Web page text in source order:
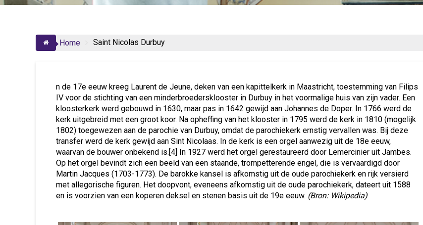
Home Saint Nicolas Durbuy
n de 17e eeuw kreeg Laurent de Jeune, deken van een kapittelkerk in Maastricht, toestemming van Filips
IV voor de stichting van een minderbroedersklooster in Durbuy in het voormalige huis van zijn vader. Een
kloosterkerk werd gebouwd in 1630, maar pas in 1642 gewijd aan Johannes de Doper. In 1766 werd de
kerk uitgebreid met een groot koor. Na opheffing van het klooster in 1795 werd de kerk in 1810 (mogelijk
1802) toegewezen aan de parochie van Durbuy, omdat de parochiekerk ernstig vervallen was. Bij deze
transfer werd de kerk gewijd aan Sint Nicolaas. In de kerk is een orgel aanwezig uit de 18e eeuw,
waarvan de bouwer onbekend is.[4] In 1927 werd het orgel gerestaureerd door Lemercinier uit Jambes.
Op het orgel bevindt zich een beeld van een staande, trompetterende engel, die is vervaardigd door
Martin Jacques (1703-1773). De barokke kansel is afkomstig uit de oude parochiekerk en rijk versierd
met allegorische figuren. Het doopvont, eveneens afkomstig uit de oude parochiekerk, dateert uit 1588
en is voorzien van een koperen deksel en stenen basis uit de 19e eeuw. (Bron: Wikipedia)